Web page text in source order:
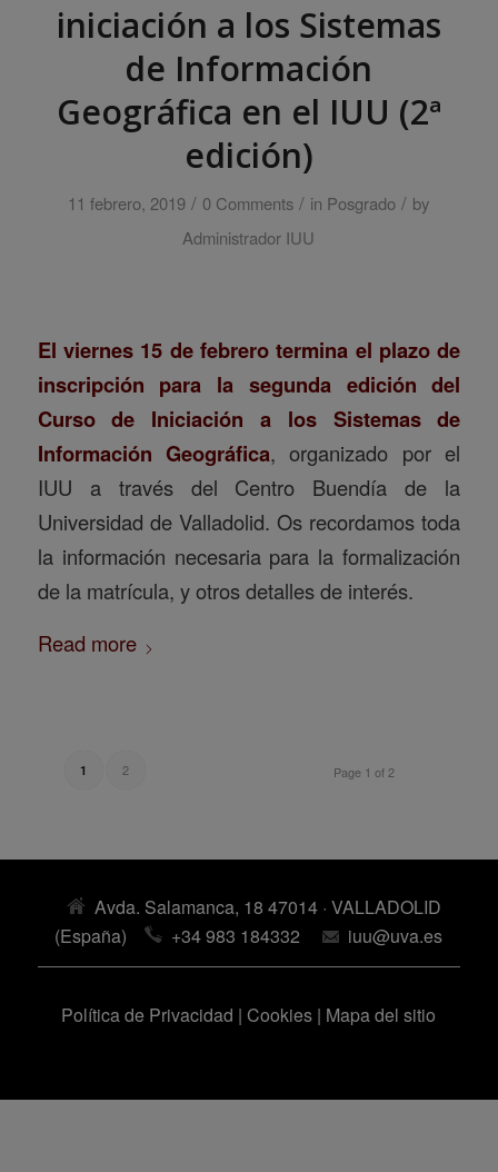
iniciación a los Sistemas
de Información
Geográfica en el IUU (2ª
edición)
11 febrero, 2019 / 0 Comments / in Posgrado / by
Administrador IUU
El viernes 15 de febrero termina el plazo de
inscripción para la segunda edición del
Curso de Iniciación a los Sistemas de
Información Geográfica, organizado por el
IUU a través del Centro Buendía de la
Universidad de Valladolid. Os recordamos toda
la información necesaria para la formalización
de la matrícula, y otros detalles de interés.
Read more
Page 1 of 2
1 2
Avda. Salamanca, 18 47014 · VALLADOLID
(España)
+34 983 184332 iuu@uva.es
Política de Privacidad | Cookies | Mapa del sitio